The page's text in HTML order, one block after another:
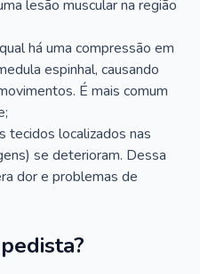
lesão muscular na região
há uma compressão em
espinhal, causando
É mais comum
tecidos localizados nas
se deterioram. Dessa
dor e problemas de